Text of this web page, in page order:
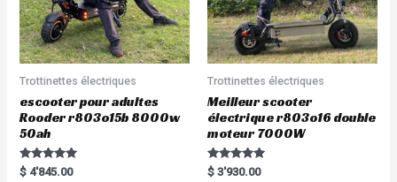
Trottinettes électriques
escooter pour adultes
Rooder r803o15b 8000w
50ah
Rated
5.00
$ 4'845.00
Trottinettes électriques
Meilleur scooter
électrique r803o16 double
moteur 7000W
Rated
5.00
$ 3'930.00